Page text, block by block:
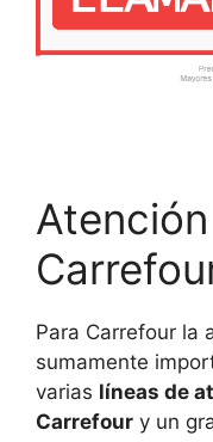
Para Carrefour la
sumamente
varias líneas de
Carrefour y un